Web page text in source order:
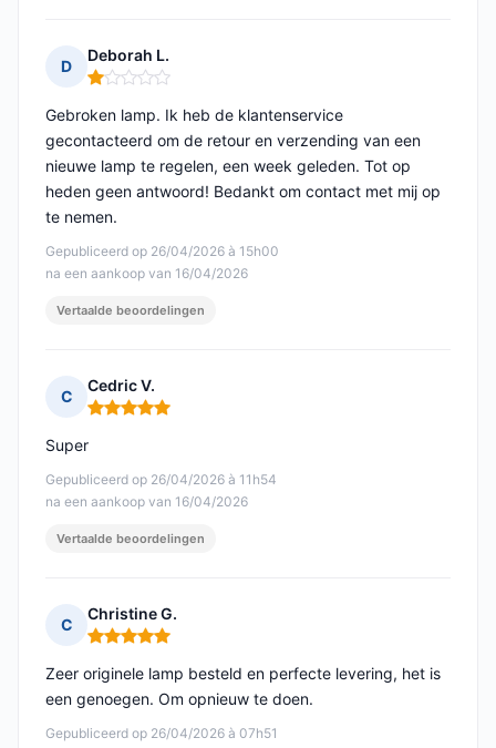
D
Deborah L.
Opmerking: 1 van 5
Gepubliceerd op 26/04/2026 à 15h00
na een aankoop van 16/04/2026
Gebroken lamp. Ik heb de klantenservice
gecontacteerd om de retour en verzending van een
nieuwe lamp te regelen, een week geleden. Tot op
heden geen antwoord! Bedankt om contact met mij op
te nemen.
Vertaalde beoordelingen
C
Cedric V.
Opmerking: 5 van 5
Gepubliceerd op 26/04/2026 à 11h54
na een aankoop van 16/04/2026
Super
Vertaalde beoordelingen
C
Christine G.
Opmerking: 5 van 5
Gepubliceerd op 26/04/2026 à 07h51
Zeer originele lamp besteld en perfecte levering, het is
een genoegen. Om opnieuw te doen.